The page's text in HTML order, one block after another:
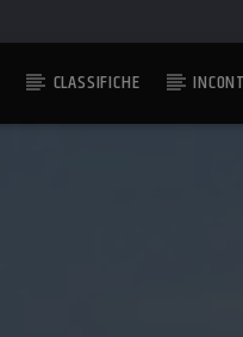
CLASSIFICHE